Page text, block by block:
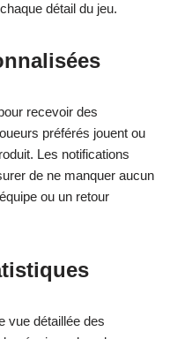
détail du jeu.
recevoir des
préférés jouent ou
Les notifications
de ne manquer aucun
ou un retour
vue détaillée des